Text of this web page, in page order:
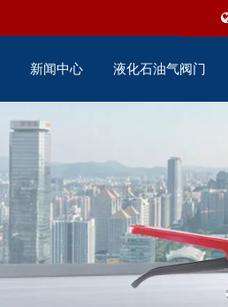
新闻中心 液化石油气阀门